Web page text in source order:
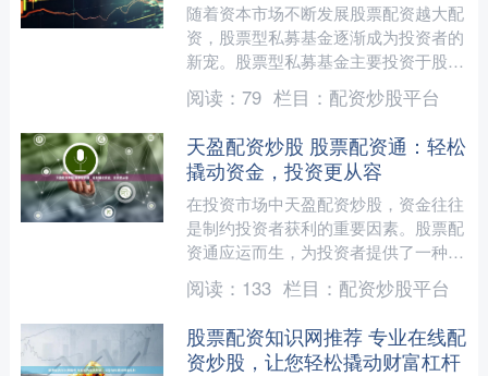
随着资本市场不断发展股票配资越大配
资，股票型私募基金逐渐成为投资者的
新宠。股票型私募基金主要投资于股票
市场，通过专业化的投资管理，为投资
者创造超额收益。 1.了....
阅读： 79 栏目： 配资炒股平台
天盈配资炒股 股票配资通：轻松
撬动资金，投资更从容
在投资市场中天盈配资炒股，资金往往
是制约投资者获利的重要因素。股票配
资通应运而生，为投资者提供了一种轻
松撬动资金的解决方案。 股票配资是
指投资者向配资公司借入资....
阅读： 133 栏目： 配资炒股平台
股票配资知识网推荐 专业在线配
资炒股，让您轻松撬动财富杠杆